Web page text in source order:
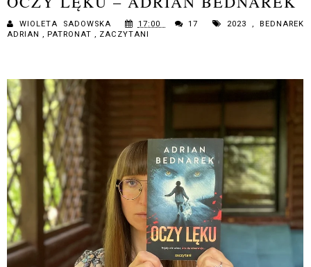
WIOLETA SADOWSKA 17:00 17 2023,
BEDNAREK
ADRIAN , PATRONAT , ZACZYTANI